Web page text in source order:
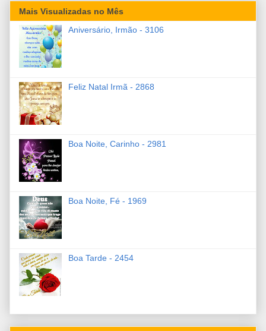
Mais Visualizadas no Mês
Aniversário, Irmão - 3106
Feliz Natal Irmã - 2868
Boa Noite, Carinho - 2981
Boa Noite, Fé - 1969
Boa Tarde - 2454